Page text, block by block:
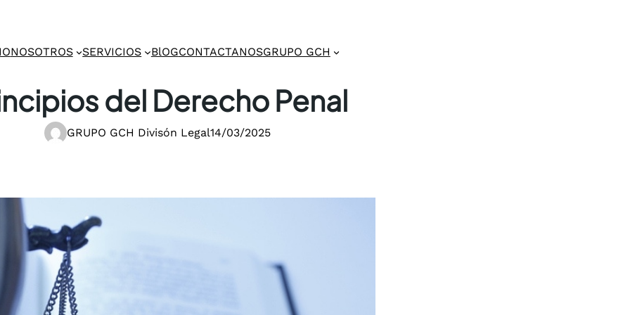
NOSOTROS SERVICIOS BlOGCONTACTANOSGRUPO GCH
del Derecho Penal
GRUPO GCH Divisón Legal14/03/2025